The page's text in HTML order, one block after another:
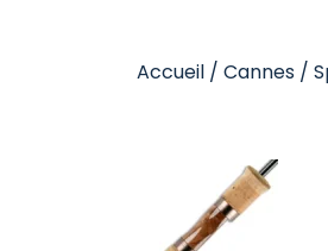
Accueil / Cannes /